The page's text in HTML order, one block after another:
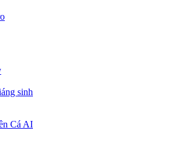
sinh
Cá AI